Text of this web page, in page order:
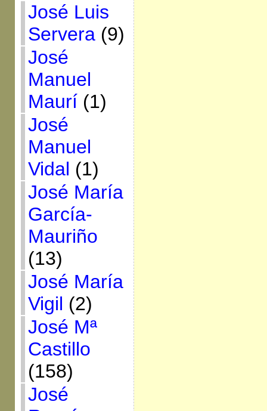
José Luis
Servera(9)
José
Manuel
Maurí(1)
José
Manuel
Vidal (1)
José María
García-
Mauriño
(13)
José María
Vigil (2)
José Mª
Castillo
(158)
José